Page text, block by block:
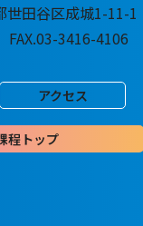
田谷区成城1-11-1
3416-4106
アクセス
程トップ